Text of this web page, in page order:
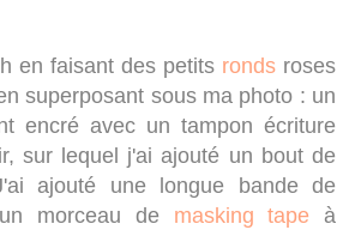
en faisant des petits ronds roses
superposant sous ma photo : un
encré avec un tampon écriture
sur lequel j'ai ajouté un bout de
ajouté une longue bande de
morceau de masking tape à